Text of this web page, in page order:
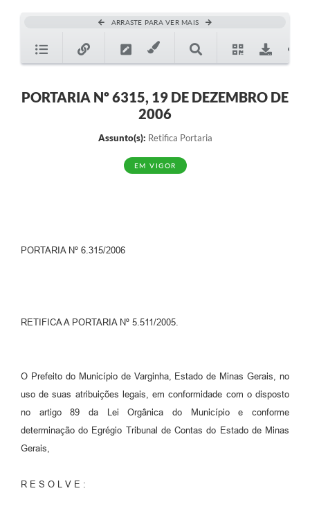
ARRASTE PARA VER MAIS
PORTARIA Nº 6315, 19 DE DEZEMBRO DE
2006
Assunto(s): Retifica Portaria
EM VIGOR
PORTARIA Nº 6.315/2006
RETIFICA A PORTARIA Nº 5.511/2005.
O Prefeito do Município de Varginha, Estado de Minas Gerais, no
uso de suas atribuições legais, em conformidade com o disposto
no artigo 89 da Lei Orgânica do Município e conforme
determinação do Egrégio Tribunal de Contas do Estado de Minas
Gerais,
R E S O L V E :